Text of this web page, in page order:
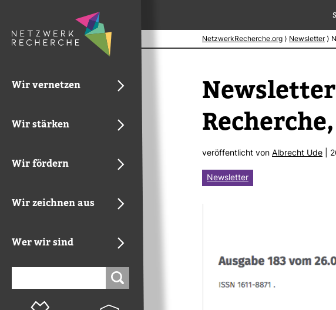
Wir vernetzen
Wir stärken
Wir fördern
Wir zeichnen aus
Wer wir sind
NetzwerkRecherche.org ⟩ Newsletter⟩
ver­öf­fent­licht von Albrecht Ude |
Newsletter